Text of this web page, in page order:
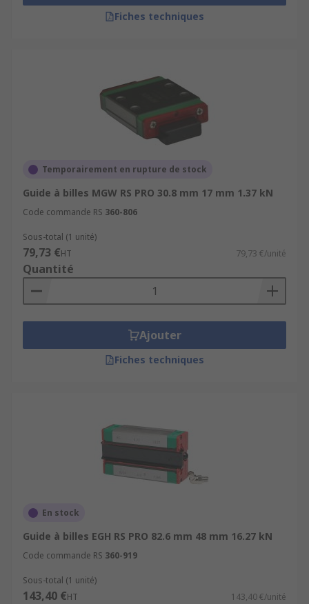
Fiches techniques
Temporairement en rupture de stock
Guide à billes MGW RS PRO 30.8 mm 17 mm 1.37 kN
Code commande RS 360-806
Sous-total (1 unité)
79,73 €HT 79,73 €/unité
Quantité
Ajouter
Fiches techniques
En stock
Guide à billes EGH RS PRO 82.6 mm 48 mm 16.27 kN
Code commande RS 360-919
Sous-total (1 unité)
143,40 €HT 143,40 €/unité